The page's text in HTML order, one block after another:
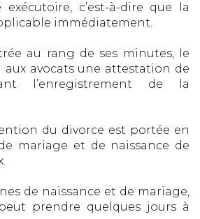
c’est-à-dire que la
immédiatement.
au rang de ses minutes, le
aux avocats une attestation de
l’enregistrement de la
du divorce est portée en
mariage et de naissance de
de naissance et de mariage,
prendre quelques jours à